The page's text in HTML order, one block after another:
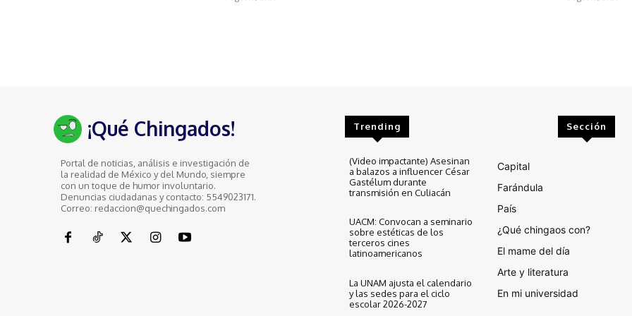
¡Qué Chingados!
Portal de noticias, análisis e investigación de
la realidad de México y del Mundo, siempre
con un toque de humor involuntario.
Denuncias ciudadanas y contacto: 5549023171.
Correo: redaccion@quechingados.com
Trending
(Video impactante) Asesinan
a balazos a influencer César
Gastélum durante
transmisión en Culiacán
UACM: Convocan a seminario
sobre estéticas de los
terceros cines
latinoamericanos
La UNAM ajusta el calendario
y las sedes para el ciclo
escolar 2026-2027
Sección
Capital
Farándula
País
¿Qué chingaos con?
El mame del día
Arte y literatura
En mi universidad